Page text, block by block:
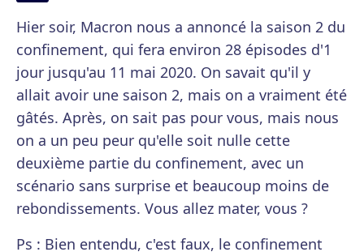
Hier soir, Macron nous a annoncé la saison 2 du
confinement, qui fera environ 28 épisodes d'1
jour jusqu'au 11 mai 2020. On savait qu'il y
allait avoir une saison 2, mais on a vraiment été
gâtés. Après, on sait pas pour vous, mais nous
on a un peu peur qu'elle soit nulle cette
deuxième partie du confinement, avec un
scénario sans surprise et beaucoup moins de
rebondissements. Vous allez mater, vous ?
Ps : Bien entendu, c'est faux, le confinement